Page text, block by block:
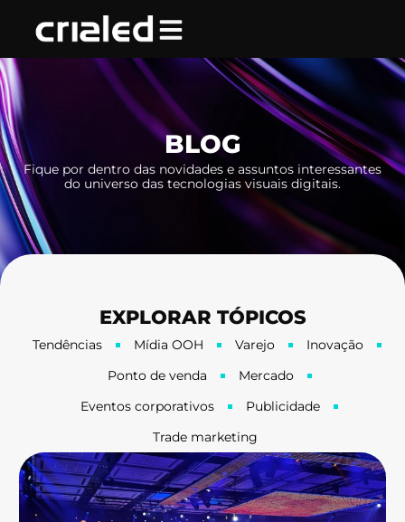
conteúdo
BLOG
Fique por dentro das novidades e assuntos interessantes
do universo das tecnologias visuais digitais.
EXPLORAR TÓPICOS
Tendências Mídia OOH Varejo
Inovação
Ponto de venda
Mercado
Eventos corporativos
Publicidade
Trade marketing
PáginaPáginaPáginaPáginaPágina